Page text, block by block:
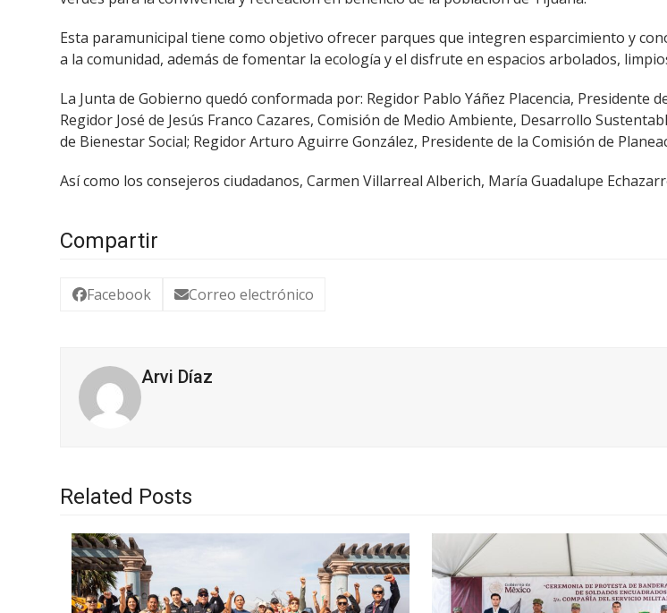
Esta paramunicipal tiene como objetivo ofrecer parques que integren esparcimiento y
a la comunidad, además de fomentar la ecología y el disfrute en espacios arbolados,
La Junta de Gobierno quedó conformada por: Regidor Pablo Yáñez Placencia, Presidente
Regidor José de Jesús Franco Cazares, Comisión de Medio Ambiente, Desarrollo
de Bienestar Social; Regidor Arturo Aguirre González, Presidente de la Comisión de
Así como los consejeros ciudadanos, Carmen Villarreal Alberich, María Guadalupe
Compartir
Facebook Correo electrónico
Arvi Díaz
Related Posts